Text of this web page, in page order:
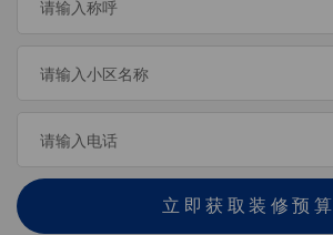
立即获取装修预算